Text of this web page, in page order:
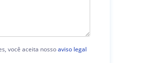
você aceita nossoaviso legal